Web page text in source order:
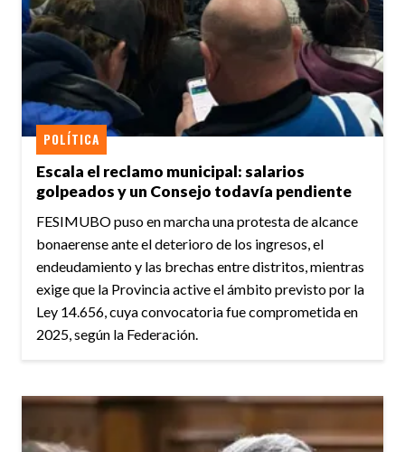
Escala el reclamo municipal: salarios
golpeados y un Consejo todavía pendiente
POLÍTICA
FESIMUBO puso en marcha una protesta de alcance
bonaerense ante el deterioro de los ingresos, el
endeudamiento y las brechas entre distritos, mientras
exige que la Provincia active el ámbito previsto por la
Ley 14.656, cuya convocatoria fue comprometida en
2025, según la Federación.